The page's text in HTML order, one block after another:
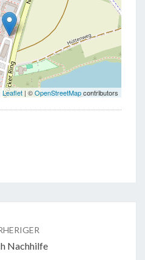
Leaflet | ©OpenStreetMapcontributors
Nachhilfe